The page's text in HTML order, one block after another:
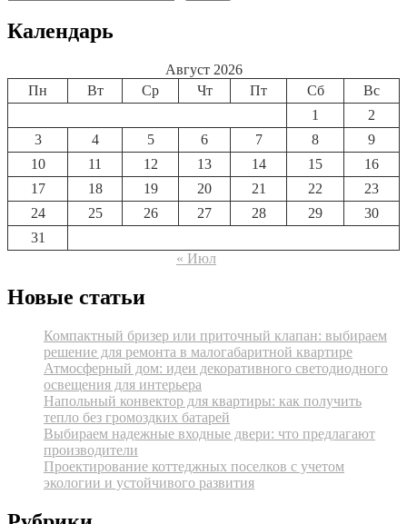
Календарь
Август 2026
Пн
Вт Ср Чт Пт Сб
Вс
1
2
3
4 5 6 7 8
9
10
11 12 13 14 15
16
17
18 19 20 21 22
23
24
25 26 27 28 29
30
31
« Июл
Новые статьи
Компактный бризер или приточный клапан: выбираем
решение для ремонта в малогабаритной квартире
Атмосферный дом: идеи декоративного светодиодного
освещения для интерьера
Напольный конвектор для квартиры: как получить
тепло без громоздких батарей
Выбираем надежные входные двери: что предлагают
производители
Проектирование коттеджных поселков с учетом
экологии и устойчивого развития